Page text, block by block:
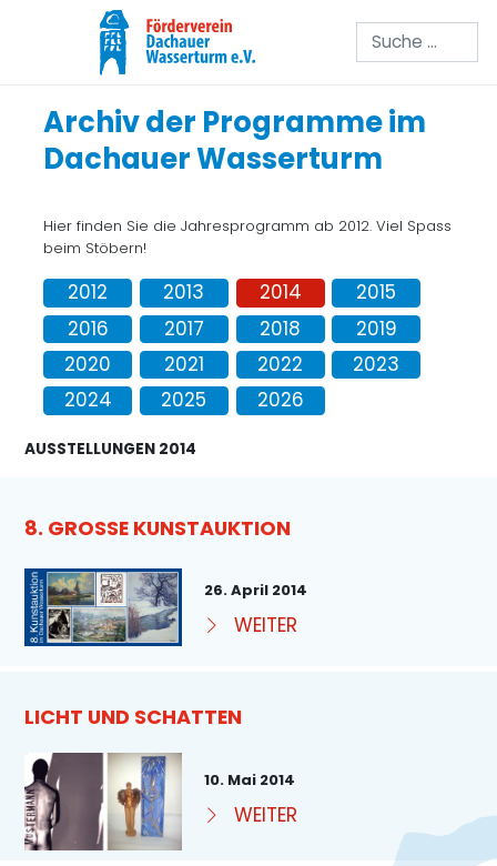
Suchen
Archiv der Programme im
Dachauer Wasserturm
Hier finden Sie die Jahresprogramm ab 2012. Viel Spass
beim Stöbern!
2012 2013 2014
2015
2016
2017 2018
2019
2020
2021 2022
2023
2024
2025 2026
AUSSTELLUNGEN 2014
8. GROSSE KUNSTAUKTION
26. April 2014
WEITER
LICHT UND SCHATTEN
10. Mai 2014
WEITER